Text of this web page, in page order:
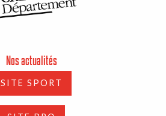
Nos actualités
SITE SPORT